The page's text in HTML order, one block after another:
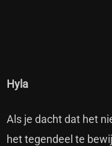
Hyla
Als je dacht dat het
het tegendeel te